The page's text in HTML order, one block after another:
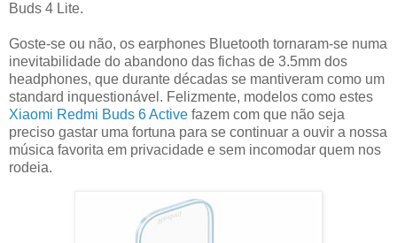
Buds 4 Lite.
Goste-se ou não, os earphones Bluetooth tornaram-se numa
inevitabilidade do abandono das fichas de 3.5mm dos
headphones, que durante décadas se mantiveram como um
standard inquestionável. Felizmente, modelos como estes
Xiaomi Redmi Buds 6 Active fazem com que não seja
preciso gastar uma fortuna para se continuar a ouvir a nossa
música favorita em privacidade e sem incomodar quem nos
rodeia.